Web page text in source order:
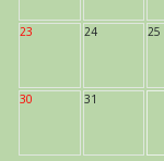
23 24 25
30 31